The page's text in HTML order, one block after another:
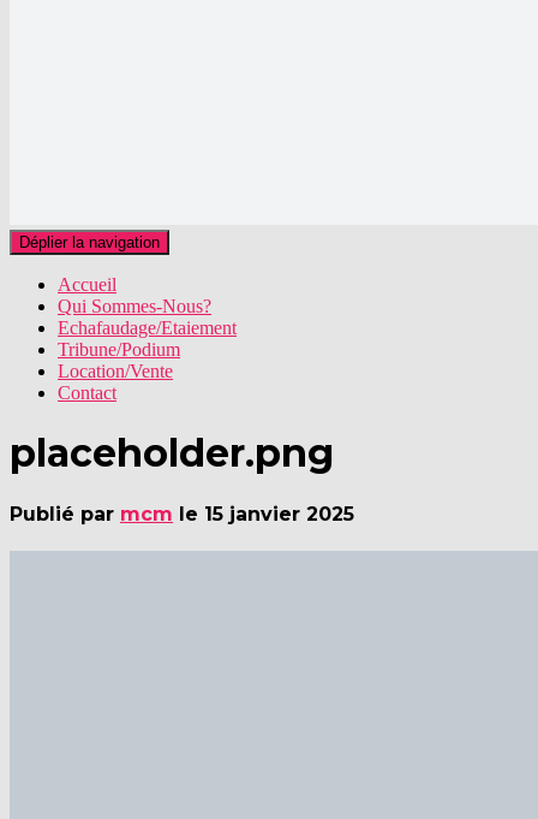
Déplier la navigation
Accueil
Qui Sommes-Nous?
Echafaudage/Etaiement
Tribune/Podium
Location/Vente
Contact
placeholder.png
Publié par mcm le 15 janvier 2025